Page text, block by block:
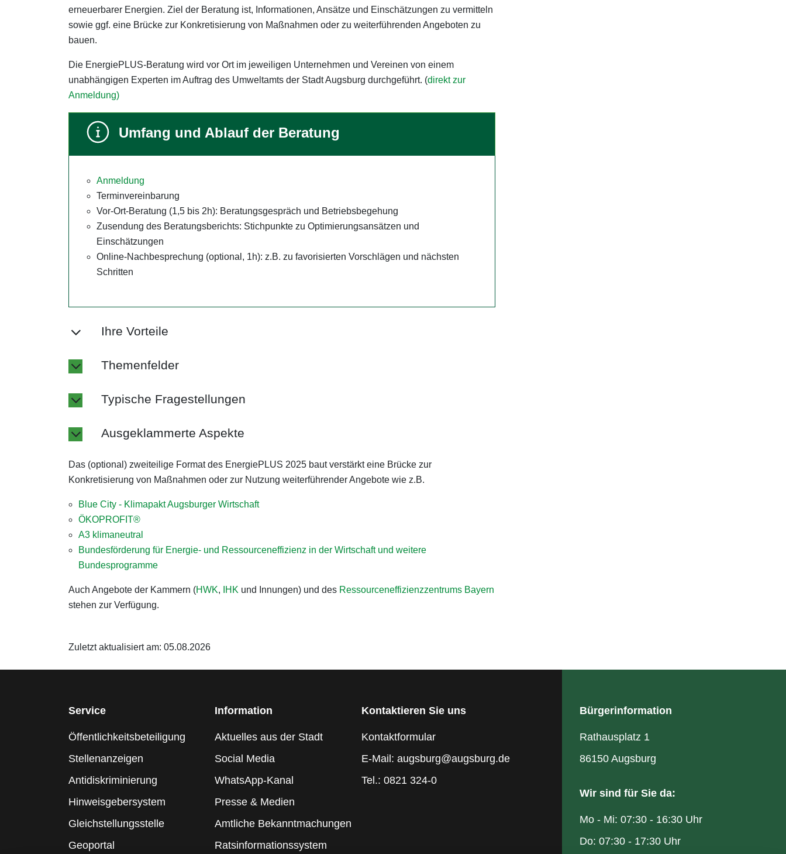
erneuerbarer Energien. Ziel der Beratung ist, Informationen, Ansätze und Einschätzungen zu vermitteln
sowie ggf. eine Brücke zur Konkretisierung von Maßnahmen oder zu weiterführenden Angeboten zu
bauen.
Die EnergiePLUS-Beratung wird vor Ort im jeweiligen Unternehmen und Vereinen von einem
unabhängigen Experten im Auftrag des Umweltamts der Stadt Augsburg durchgeführt. (direkt zur
Anmeldung)
Umfang und Ablauf der Beratung
Anmeldung
Terminvereinbarung
Vor-Ort-Beratung (1,5 bis 2h): Beratungsgespräch und Betriebsbegehung
Zusendung des Beratungsberichts: Stichpunkte zu Optimierungsansätzen und
Einschätzungen
Online-Nachbesprechung (optional, 1h): z.B. zu favorisierten Vorschlägen und nächsten
Schritten
Ihre Vorteile
Themenfelder
Typische Fragestellungen
Ausgeklammerte Aspekte
Das (optional) zweiteilige Format des EnergiePLUS 2025 baut verstärkt eine Brücke zur
Konkretisierung von Maßnahmen oder zur Nutzung weiterführender Angebote wie z.B.
Blue City - Klimapakt Augsburger Wirtschaft
ÖKOPROFIT®
A3 klimaneutral
Bundesförderung für Energie- und Ressourceneffizienz in der Wirtschaft und weitere
Bundesprogramme
Auch Angebote der Kammern (HWK, IHK und Innungen) und des Ressourceneffizienzzentrums Bayern
stehen zur Verfügung.
Zuletzt aktualisiert am: 05.08.2026
Service
Öffentlichkeitsbeteiligung
Stellenanzeigen
Antidiskriminierung
Hinweisgebersystem
Gleichstellungsstelle
Geoportal
Information
Aktuelles aus der Stadt
Social Media
WhatsApp-Kanal
Presse & Medien
Amtliche Bekanntmachungen
Ratsinformationssystem
Kontaktieren Sie uns
Kontaktformular
E-Mail: augsburg@augsburg.de
Tel.: 0821 324-0
Bürgerinformation
Rathausplatz 1
86150 Augsburg
Wir sind für Sie da:
Mo - Mi: 07:30 - 16:30 Uhr
Do: 07:30 - 17:30 Uhr